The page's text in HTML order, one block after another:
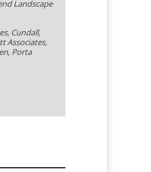
Landscape
Cundall,
Associates,
Porta